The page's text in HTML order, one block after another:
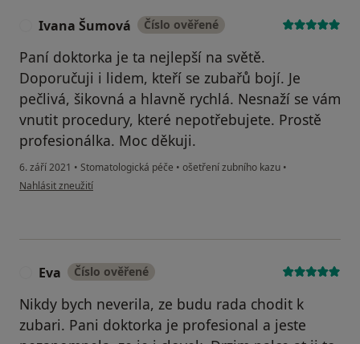
Ivana Šumová Číslo ověřené
Paní doktorka je ta nejlepší na světě.
Doporučuji i lidem, kteří se zubařů bojí. Je
pečlivá, šikovná a hlavně rychlá. Nesnaží se vám
vnutit procedury, které nepotřebujete. Prostě
profesionálka. Moc děkuji.
6. září 2021 • Stomatologická péče • ošetření zubního kazu •
podle názoru uživatele Ivana Šumová
Nahlásit zneužití
Eva Číslo ověřené
Nikdy bych neverila, ze budu rada chodit k
zubari. Pani doktorka je profesional a jeste